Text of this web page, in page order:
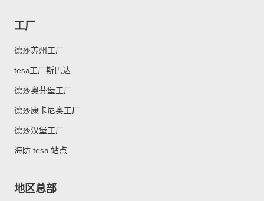
工厂
德莎苏州工厂
tesa工厂斯巴达
德莎奥芬堡工厂
德莎康卡尼奥工厂
德莎汉堡工厂
海防 tesa 站点
地区总部